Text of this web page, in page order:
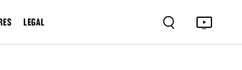
LEGAL